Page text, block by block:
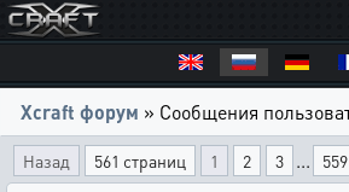
Xcraft форум » Сообщения
Назад 561 страниц 1 2 3 ... 559